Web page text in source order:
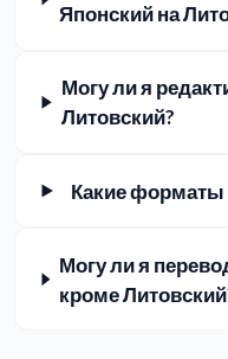
Японский на
Могу ли я
Литовский?
Какие форматы
Могу ли я
кроме